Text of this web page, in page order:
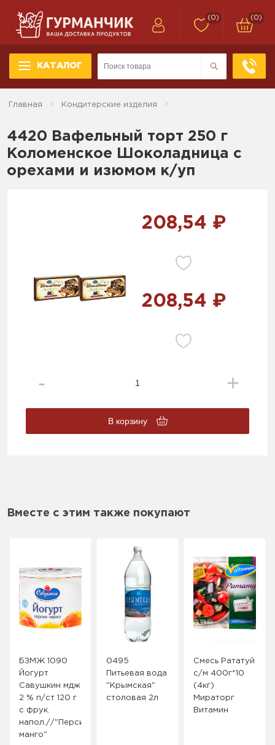
КАТАЛОГ
(0) (0)
Главная Кондитерские изделия
4420 Вафельный торт 250 г
Коломенское Шоколадница с
орехами и изюмом к/уп
208,54 ₽
208,54 ₽
В корзину
Вместе с этим также покупают
БЗМЖ 1090
Йогурт
Савушкин мдж
2 % п/ст 120 г
с фрук.
напол.//"Персик-
манго"
0495
Питьевая вода
"Крымская"
столовая 2л
Смесь Рататуй
с/м 400г*10
(4кг)
Мираторг
Витамин